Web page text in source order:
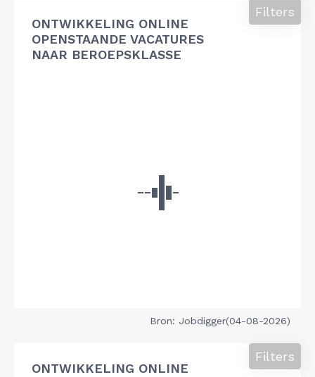
ONTWIKKELING ONLINE
OPENSTAANDE VACATURES
NAAR BEROEPSKLASSE
Filters
Bron: Jobdigger(04-08-2026)
ONTWIKKELING ONLINE
Filters